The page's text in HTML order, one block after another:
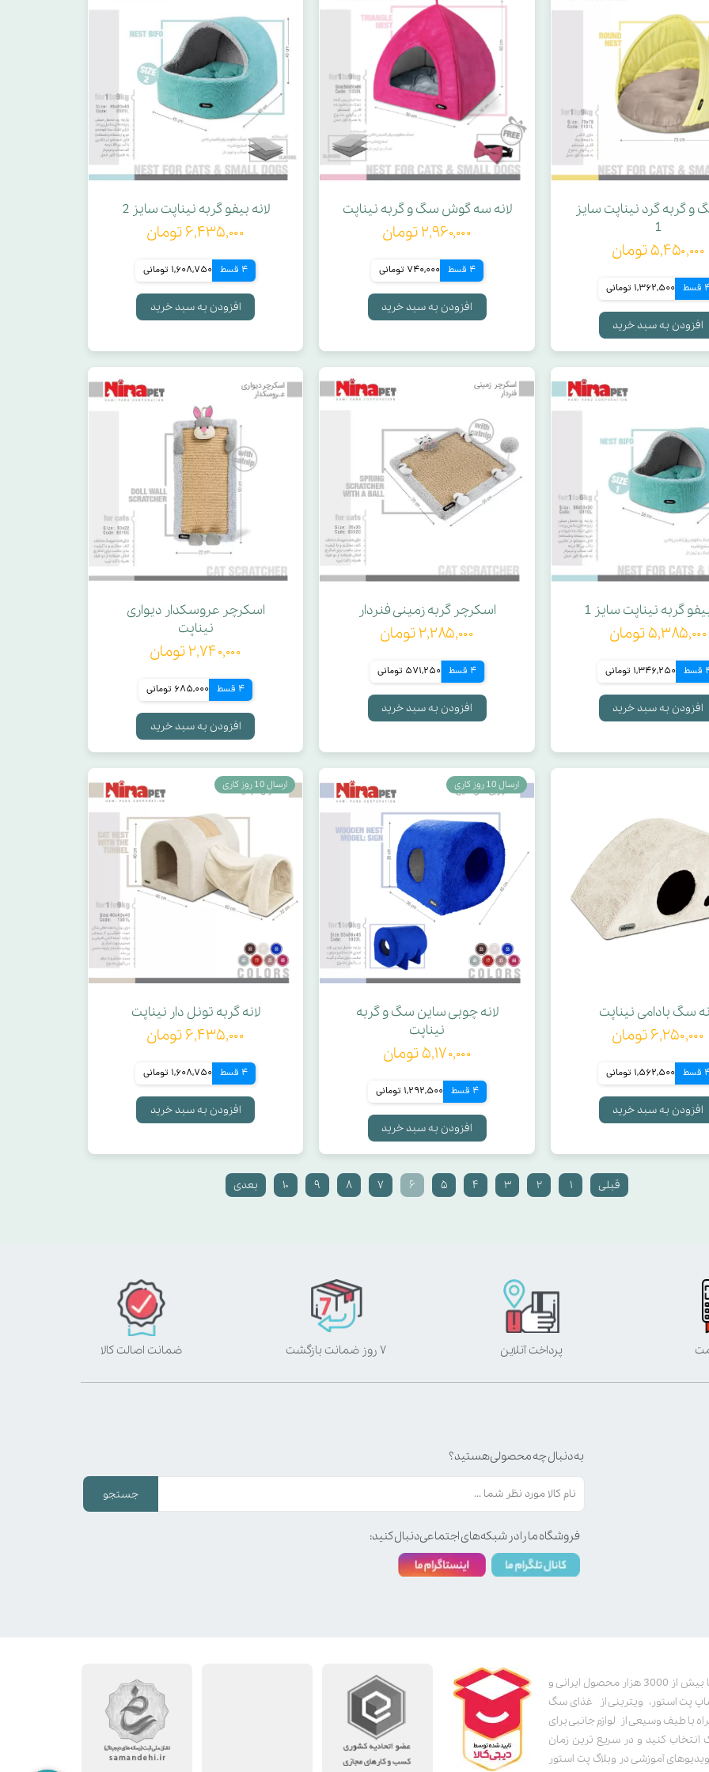
و گربه گرد نیناپت سایز
1
۵,۴۵۰,۰۰۰ تومان
1,362,500 تومانی
افزودن به سبد خرید
لانه سه گوش سگ و گربه نیناپت
۲,۹۶۰,۰۰۰ تومان
4 قسط 740,000 تومانی
افزودن به سبد خرید
لانه بیفو گربه نیناپت سایز 2
۶,۴۳۵,۰۰۰ تومان
4 قسط 1,608,750 تومانی
افزودن به سبد خرید
گربه نیناپت سایز 1
۵,۳۸۵,۰۰۰ تومان
1,346,250 تومانی
افزودن به سبد خرید
اسکرچر گربه زمینی فنردار
۲,۲۸۵,۰۰۰ تومان
4 قسط 571,250 تومانی
افزودن به سبد خرید
اسکرچر عروسکدار دیواری
نیناپت
۲,۷۴۰,۰۰۰ تومان
4 قسط 685,000 تومانی
افزودن به سبد خرید
سگ بادامی نیناپت
۶,۲۵۰,۰۰۰ تومان
1,562,500 تومانی
افزودن به سبد خرید
لانه چوبی ساین سگ و گربه
نیناپت
۵,۱۷۰,۰۰۰ تومان
4 قسط 1,292,500 تومانی
افزودن به سبد خرید
ارسال 10 روز کاری
لانه گربه تونل دار نیناپت
۶,۴۳۵,۰۰۰ تومان
4 قسط 1,608,750 تومانی
افزودن به سبد خرید
ارسال 10 روز کاری
قبلی ۱ ۲ ۳ ۴ ۵ ۶ ۷ ۸ ۹ ۱۰ بعدی
پت استور به عنوان یکی از قدیمی‌ترین پت شاپ های اینترنتی با بیش از 3000 هزار محصول ایرانی و
پت استور، ویترینی از غذای سگ
با طیف وسیعی از لوازم جانبی برای
انتخاب کنید و در سریع ترین زمان
آموزشی در وبلاگ پت استور
پرداخت آنلاین ۷ روز ضمانت بازگشت ضمانت اصالت کالا
به دنبال چه محصولی هستید؟
جستجو
فروشگاه ما را در شبکه‌های اجتماعی دنبال کنید: